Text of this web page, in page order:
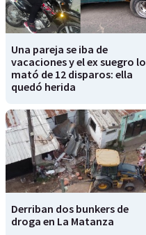
Una pareja se iba de
vacaciones y el ex suegro lo
mató de 12 disparos: ella
quedó herida
Derriban dos bunkers de
droga en La Matanza